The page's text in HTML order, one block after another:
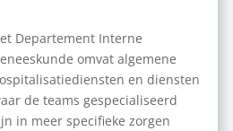
Departement Interne
omvat algemene
en diensten
de teams gespecialiseerd
in meer specifieke zorgen